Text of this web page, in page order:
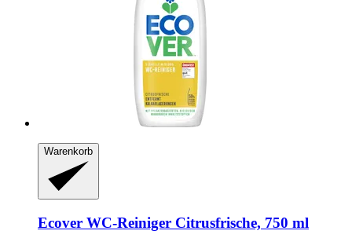
Warenkorb
Ecover WC-​Reiniger Citrusfrische, 750 ml